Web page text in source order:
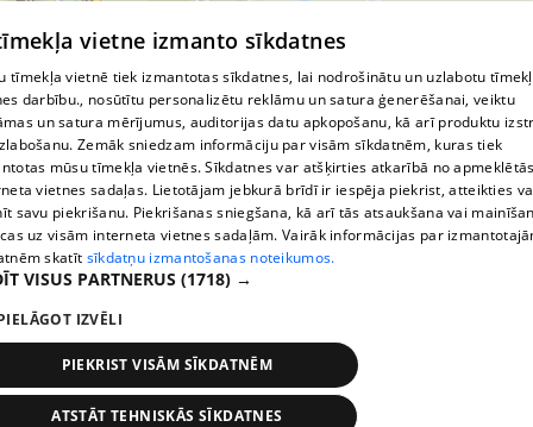
© MapTiler© OpenStreetMap contributors
vietne izmanto sīkdatnes
tīmekļa vietnē tiek izmantotas sīkdatnes, lai nodrošinātu un uzlabotu
darbību., nosūtītu personalizētu reklāmu un satura ģenerēšanai, veiktu
un satura mērījumus, auditorijas datu apkopošanu, kā arī produktu
Zemāk sniedzam informāciju par visām sīkdatnēm, kuras tiek
mūsu tīmekļa vietnēs. Sīkdatnes var atšķirties atkarībā no
vietnes sadaļas. Lietotājam jebkurā brīdī ir iespēja piekrist, atteikties
savu piekrišanu. Piekrišanas sniegšana, kā arī tās atsaukšana vai
uz visām interneta vietnes sadaļām. Vairāk informācijas par
skatīt sīkdatņu izmantošanas noteikumos.
VISUS PARTNERUS (1718) →
IZVĒLI
PIEKRIST VISĀM SĪKDATNĒM
ATSTĀT TEHNISKĀS SĪKDATNES